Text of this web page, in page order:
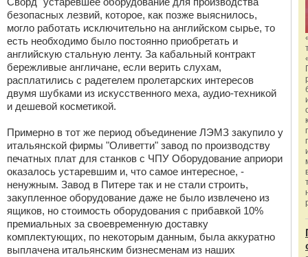
безопасных лезвий, которое, как позже выяснилось,
могло работать исключительно на английском сырье, то
есть необходимо было постоянно приобретать и
английскую стальную ленту. За кабальный контракт
бережливые англичане, если верить слухам,
расплатились с радетелем пролетарских интересов
двумя шубками из искусственного меха, аудио-техникой
и дешевой косметикой.
Примерно в тот же период объединение ЛЭМЗ закупило у
итальянской фирмы "Оливетти" завод по производству
печатных плат для станков с ЧПУ Оборудование априори
оказалось устаревшим и, что самое интересное, -
ненужным. Завод в Питере так и не стали строить,
закупленное оборудование даже не было извлечено из
ящиков, но стоимость оборудования с прибавкой 10%
премиальных за своевременную доставку
комплектующих, по некоторым данным, была аккуратно
выплачена итальянским бизнесменам из наших